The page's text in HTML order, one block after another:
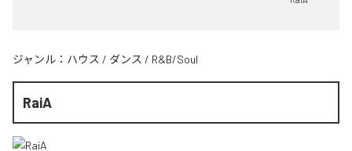
ジャンル： ハウス / ダンス / R&B/Soul
RaiA